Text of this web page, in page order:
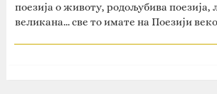
поезија о животу, родољубива поезија,
великана... све то имате на Поезији